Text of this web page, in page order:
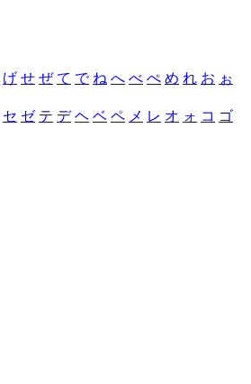
げ せ ぜ て で ね へ べ ぺ め れ お ぉ
セ ゼ テ デ ヘ ベ ペ メ レ オ ォ コ ゴ